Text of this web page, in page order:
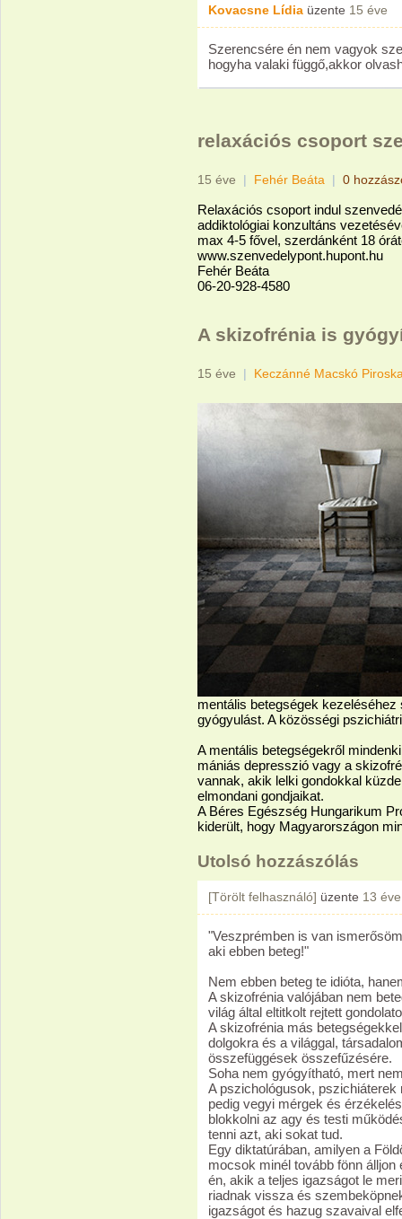
Kovacsne Lídia üzente 15 éve
Szerencsére én nem vagyok
hogyha valaki függő,akkor
relaxációs csoport
15 éve | Fehér Beáta | 0
Relaxációs csoport indul
addiktológiai konzultáns
max 4-5 fővel, szerdánként 18
www.szenvedelypont.hupont.hu
Fehér Beáta
06-20-928-4580
A skizofrénia is
15 éve | Keczánné Macskó
mentális betegségek
gyógyulást. A közösségi
A mentális betegségekről
mániás depresszió vagy a
vannak, akik lelki gondokkal
elmondani gondjaikat.
A Béres Egészség Hungarikum
kiderült, hogy Magyarországon
Utolsó hozzászólás
[Törölt felhasználó] üzente 13 éve
"Veszprémben is van
aki ebben beteg!"
Nem ebben beteg te idióta,
A skizofrénia valójában nem
világ által eltitkolt rejtett
A skizofrénia más
dolgokra és a világgal,
összefüggések összefűzésére.
Soha nem gyógyítható, mert
A pszichológusok,
pedig vegyi mérgek és
blokkolni az agy és testi
tenni azt, aki sokat tud.
Egy diktatúrában, amilyen a
mocsok minél tovább fönn
én, akik a teljes igazságot le
riadnak vissza és
igazságot és hazug szavaival